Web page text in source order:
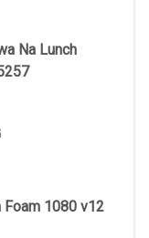
Na Lunch
Foam 1080 v12